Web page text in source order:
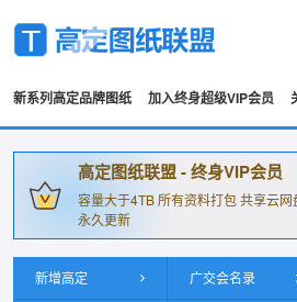
新系列高定品牌图纸 加入终身超级VIP会员
高定图纸联盟 - 终身VIP会员
容量大于4TB 所有资料打包 共享云网
永久更新
新增高定 广交会名录